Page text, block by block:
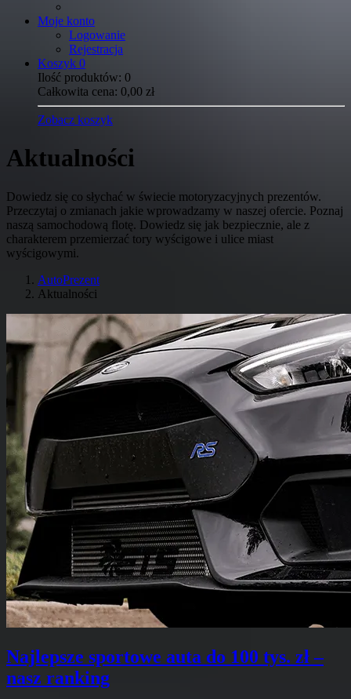
Moje konto
Logowanie
Rejestracja
Koszyk 0
Ilość produktów: 0
Całkowita cena: 0,00 zł
Zobacz koszyk
Aktualności
Dowiedz się co słychać w świecie motoryzacyjnych prezentów.
Przeczytaj o zmianach jakie wprowadzamy w naszej ofercie. Poznaj
naszą samochodową flotę. Dowiedz się jak bezpiecznie, ale z
charakterem przemierzać tory wyścigowe i ulice miast
wyścigowymi.
AutoPrezent
Aktualności
Najlepsze sportowe auta do 100 tys. zł –
nasz ranking